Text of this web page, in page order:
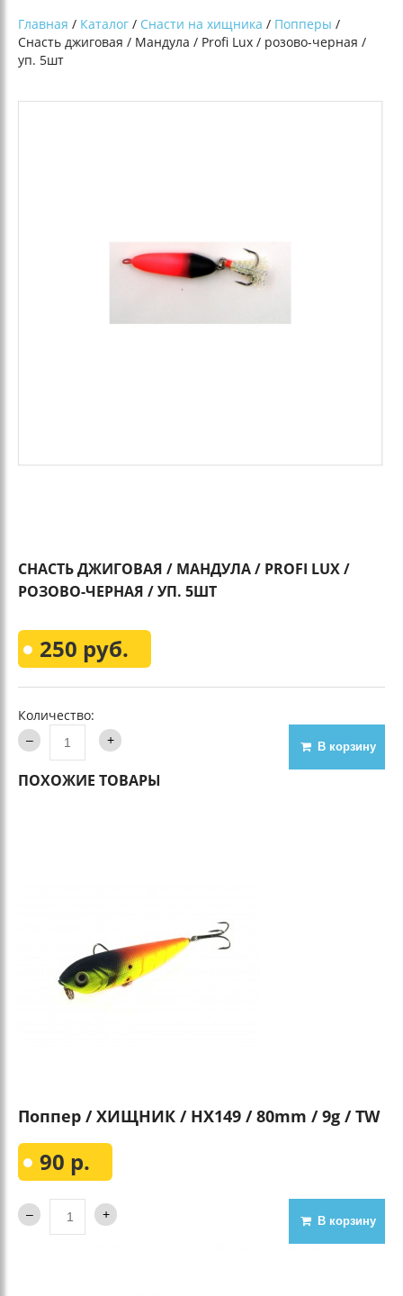
Главная / Каталог / Снасти на хищника / Попперы /
Снасть джиговая / Мандула / Profi Lux / розово-черная /
уп. 5шт
СНАСТЬ ДЖИГОВАЯ / МАНДУЛА / PROFI LUX /
РОЗОВО-ЧЕРНАЯ / УП. 5ШТ
250 руб.
Количество:
В корзину
ПОХОЖИЕ ТОВАРЫ
Поппер / ХИЩНИК / HX149 / 80mm / 9g / TW
90 р.
В корзину